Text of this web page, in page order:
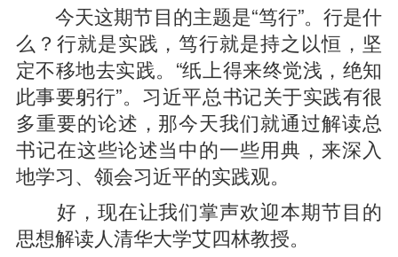
今天这期节目的主题是“笃行”。行是什
么？行就是实践，笃行就是持之以恒，坚
定不移地去实践。“纸上得来终觉浅，绝知
此事要躬行”。习近平总书记关于实践有很
多重要的论述，那今天我们就通过解读总
书记在这些论述当中的一些用典，来深入
地学习、领会习近平的实践观。
好，现在让我们掌声欢迎本期节目的
思想解读人清华大学艾四林教授。